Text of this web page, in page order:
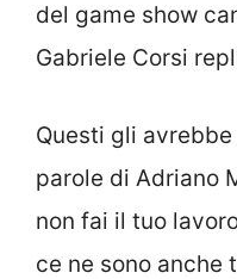
del game show
Gabriele Corsi
Questi gli
parole di Adriano
non fai il tuo
ce ne sono anche